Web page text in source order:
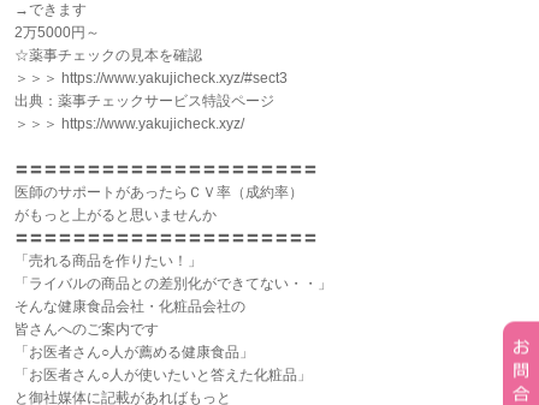
→できます
2万5000円～
☆薬事チェックの見本を確認
＞＞＞ https://www.yakujicheck.xyz/#sect3
出典：薬事チェックサービス特設ページ
＞＞＞ https://www.yakujicheck.xyz/
〓〓〓〓〓〓〓〓〓〓〓〓〓〓〓〓〓〓〓〓〓
医師のサポートがあったらＣＶ率（成約率）
がもっと上がると思いませんか
〓〓〓〓〓〓〓〓〓〓〓〓〓〓〓〓〓〓〓〓〓
「売れる商品を作りたい！」
「ライバルの商品との差別化ができてない・・」
そんな健康食品会社・化粧品会社の
皆さんへのご案内です
「お医者さん○人が薦める健康食品」
「お医者さん○人が使いたいと答えた化粧品」
と御社媒体に記載があればもっと